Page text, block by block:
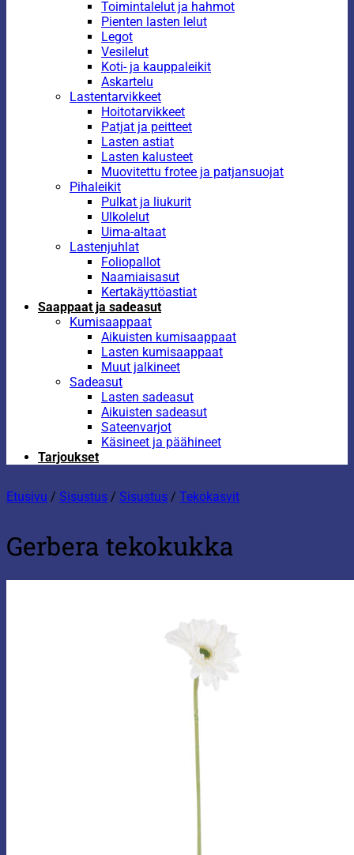
Toimintalelut ja hahmot
Pienten lasten lelut
Legot
Vesilelut
Koti- ja kauppaleikit
Askartelu
Lastentarvikkeet
Hoitotarvikkeet
Patjat ja peitteet
Lasten astiat
Lasten kalusteet
Muovitettu frotee ja patjansuojat
Pihaleikit
Pulkat ja liukurit
Ulkolelut
Uima-altaat
Lastenjuhlat
Foliopallot
Naamiaisasut
Kertakäyttöastiat
Saappaat ja sadeasut
Kumisaappaat
Aikuisten kumisaappaat
Lasten kumisaappaat
Muut jalkineet
Sadeasut
Lasten sadeasut
Aikuisten sadeasut
Sateenvarjot
Käsineet ja päähineet
Tarjoukset
Etusivu / Sisustus / Sisustus / Tekokasvit
Gerbera tekokukka